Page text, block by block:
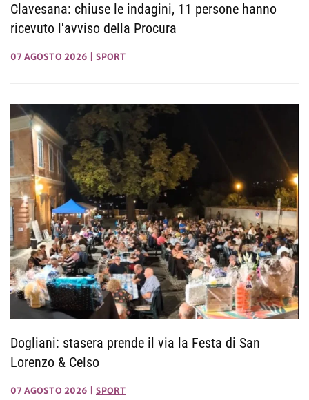
Clavesana: chiuse le indagini, 11 persone hanno
ricevuto l'avviso della Procura
07 AGOSTO 2026 SPORT
Dogliani: stasera prende il via la Festa di San
Lorenzo & Celso
07 AGOSTO 2026 SPORT